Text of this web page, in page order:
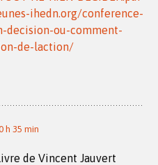
ihedn.org/conference-
decision-ou-comment-
de-laction/
h 35 min
de Vincent Jauvert